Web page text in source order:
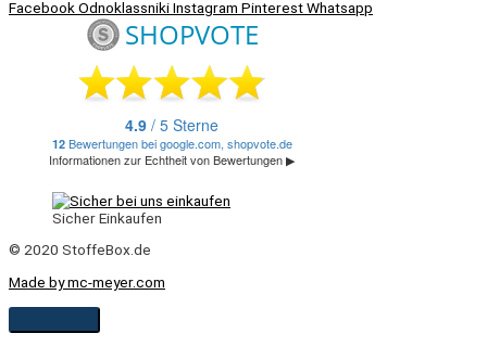
FacebookOdnoklassnikiInstagram PinterestWhatsapp
Sicher Einkaufen
© 2020 StoffeBox.de
Made by mc-meyer.com